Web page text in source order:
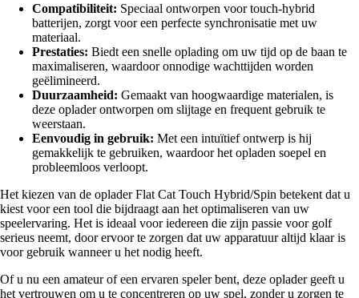
Compatibiliteit: Speciaal ontworpen voor touch-hybrid
batterijen, zorgt voor een perfecte synchronisatie met uw
materiaal.
Prestaties: Biedt een snelle oplading om uw tijd op de baan te
maximaliseren, waardoor onnodige wachttijden worden
geëlimineerd.
Duurzaamheid: Gemaakt van hoogwaardige materialen, is
deze oplader ontworpen om slijtage en frequent gebruik te
weerstaan.
Eenvoudig in gebruik: Met een intuïtief ontwerp is hij
gemakkelijk te gebruiken, waardoor het opladen soepel en
probleemloos verloopt.
Het kiezen van de oplader Flat Cat Touch Hybrid/Spin betekent dat u
kiest voor een tool die bijdraagt aan het optimaliseren van uw
speelervaring. Het is ideaal voor iedereen die zijn passie voor golf
serieus neemt, door ervoor te zorgen dat uw apparatuur altijd klaar is
voor gebruik wanneer u het nodig heeft.
Of u nu een amateur of een ervaren speler bent, deze oplader geeft u
het vertrouwen om u te concentreren op uw spel, zonder u zorgen te